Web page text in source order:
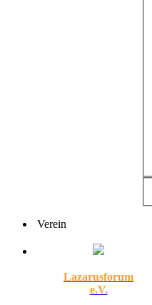
Verein
Lazarusforum
e.V.